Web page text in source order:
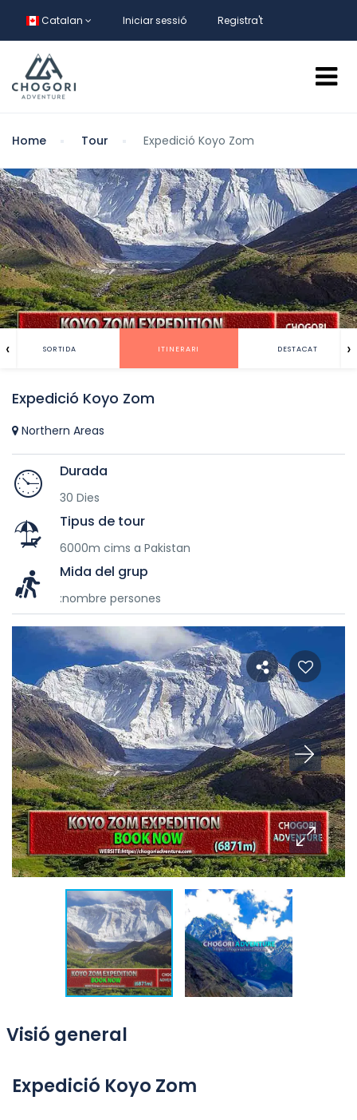
Catalan Iniciar sessió Registra't
Home Tour Expedició Koyo Zom
SORTIDA ITINERARI DESTACAT
‹ ›
Expedició Koyo Zom
Northern Areas
Durada
30 Dies
Tipus de tour
6000m cims a Pakistan
Mida del grup
:nombre persones
Visió general
Expedició Koyo Zom